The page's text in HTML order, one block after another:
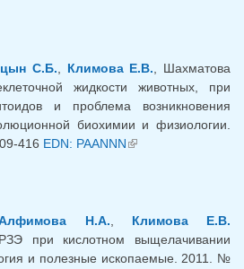
С.Б. Климова Е.В. , Шахматова
жидкости животных, при
и проблема возникновения
биохимии и физиологии.
416 EDN: PAANNN(link is external)
Н.А.
Климова Е.В.
при кислотном выщелачивании
и полезные ископаемые. 2011. №